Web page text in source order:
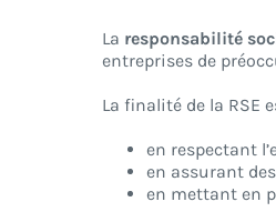
La responsabilité
entreprises de
La finalité de la RSE
en respectant
en assurant
en mettant en